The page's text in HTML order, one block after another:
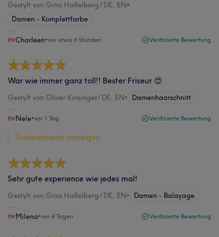
Gestylt von Gina Haßelberg/ DE, EN•
Damen - Komplettfarbe
Charleen•vor etwa 6 Stunden Verifizierte Bewertung
War wie immer ganz toll!! Bester Friseur 😍
Gestylt von Oliver Kinsinger/ DE, EN• Damenhaarschnitt
Nele•vor 1 Tag Verifizierte Bewertung
Salonantwort anzeigen
Sehr gute experience wie jedes mal!
Gestylt von Gina Haßelberg/ DE, EN• Damen - Balayage
Milena•vor 4 Tagen Verifizierte Bewertung